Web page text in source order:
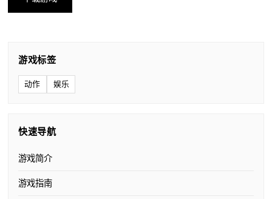
游戏标签
动作 娱乐
快速导航
游戏简介
游戏指南